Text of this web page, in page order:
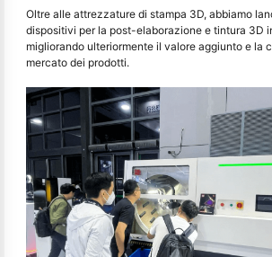
Oltre alle attrezzature di stampa 3D, abbiamo
dispositivi per la post-elaborazione e tintura 3D
migliorando ulteriormente il valore aggiunto e la
mercato dei prodotti.